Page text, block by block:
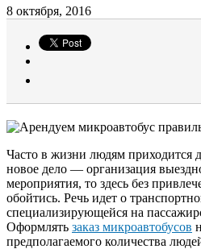
8 октября, 2016
Часто в жизни людям приходится
новое дело — организация
мероприятия, то здесь без
обойтись. Речь идет о
специализирующейся на
Оформлять заказ микроавтобусов
предполагаемого количества